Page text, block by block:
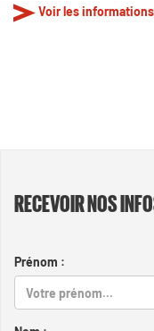
Voir les
RECEVOIR NOS
Prénom :